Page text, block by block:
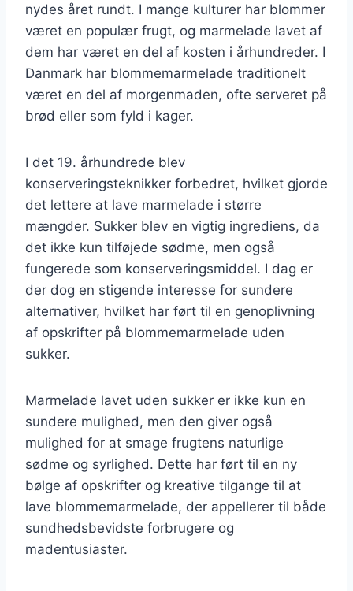
nydes året rundt. I mange kulturer har blommer
været en populær frugt, og marmelade lavet af
dem har været en del af kosten i århundreder. I
Danmark har blommemarmelade traditionelt
været en del af morgenmaden, ofte serveret på
brød eller som fyld i kager.
I det 19. århundrede blev
konserveringsteknikker forbedret, hvilket gjorde
det lettere at lave marmelade i større
mængder. Sukker blev en vigtig ingrediens, da
det ikke kun tilføjede sødme, men også
fungerede som konserveringsmiddel. I dag er
der dog en stigende interesse for sundere
alternativer, hvilket har ført til en genoplivning
af opskrifter på blommemarmelade uden
sukker.
Marmelade lavet uden sukker er ikke kun en
sundere mulighed, men den giver også
mulighed for at smage frugtens naturlige
sødme og syrlighed. Dette har ført til en ny
bølge af opskrifter og kreative tilgange til at
lave blommemarmelade, der appellerer til både
sundhedsbevidste forbrugere og
madentusiaster.